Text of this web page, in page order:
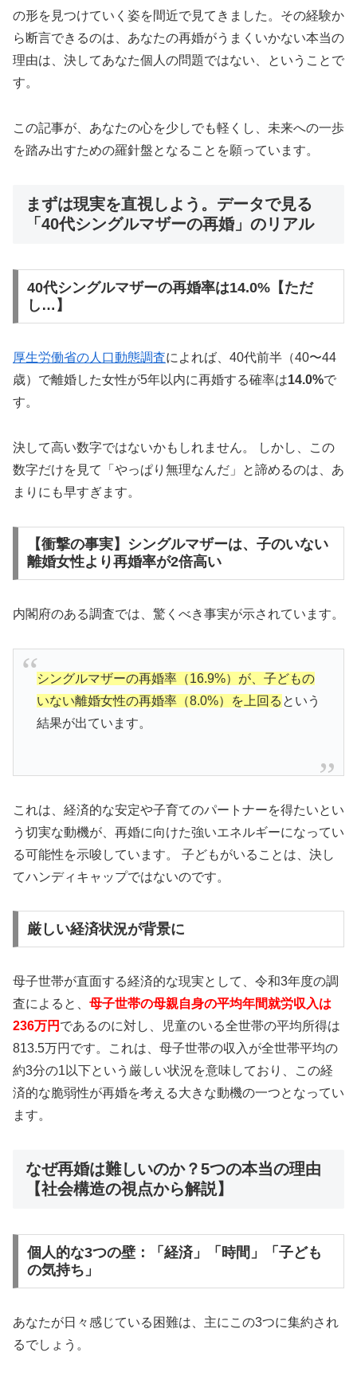
採用率1%の厳選カウンセラーがオンラインサポー
ウェルスマの詳細を確認
💡 サブスク婚活：月額制で始めやすい
💰 月額 9,800円 ・サブスク型料金
📱
⚡
入会から活動開始まで 最短1週間
サブスク婚活をチェック
💰
完全無料 ・支援金最大10万円
📱
1分で完了 ・デジタル資料
🌍
全国対応 ・地域密着型も対応
せた厳選17社の資料を無料で一括請求。
比較ネットで一括資料請求
の形を見つけていく姿を間近で見てきました。その経験か
ら断言できるのは、あなたの再婚がうまくいかない本当の
理由は、決してあなた個人の問題ではない、ということで
す。
この記事が、あなたの心を少しでも軽くし、未来への一歩
を踏み出すための羅針盤となることを願っています。
まずは現実を直視しよう。データで見る
「40代シングルマザーの再婚」のリアル
40代シングルマザーの再婚率は14.0%【ただ
し…】
厚生労働省の人口動態調査によれば、40代前半（40〜44
歳）で離婚した女性が5年以内に再婚する確率は14.0%で
す。
決して高い数字ではないかもしれません。 しかし、この
数字だけを見て「やっぱり無理なんだ」と諦めるのは、あ
まりにも早すぎます。
【衝撃の事実】シングルマザーは、子のいない
離婚女性より再婚率が2倍高い
内閣府のある調査では、驚くべき事実が示されています。
シングルマザーの再婚率（16.9%）が、子どもの
いない離婚女性の再婚率（8.0%）を上回る という
結果が出ています。
これは、経済的な安定や子育てのパートナーを得たいとい
う切実な動機が、再婚に向けた強いエネルギーになってい
る可能性を示唆しています。 子どもがいることは、決し
てハンディキャップではないのです。
厳しい経済状況が背景に
母子世帯が直面する経済的な現実として、令和3年度の調
査によると、 母子世帯の母親自身の平均年間就労収入は
236万円 であるのに対し、児童のいる全世帯の平均所得は
813.5万円です。これは、母子世帯の収入が全世帯平均の
約3分の1以下という厳しい状況を意味しており、この経
済的な脆弱性が再婚を考える大きな動機の一つとなってい
ます。
なぜ再婚は難しいのか？5つの本当の理由
【社会構造の視点から解説】
個人的な3つの壁：「経済」「時間」「子ども
の気持ち」
あなたが日々感じている困難は、主にこの3つに集約され
るでしょう。